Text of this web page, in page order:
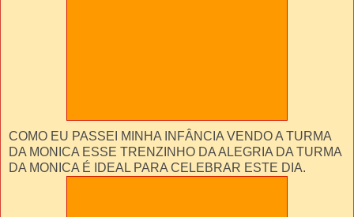
COMO EU PASSEI MINHA INFÂNCIA VENDO A TURMA
DA MONICA ESSE TRENZINHO DA ALEGRIA DA TURMA
DA MONICA É IDEAL PARA CELEBRAR ESTE DIA.